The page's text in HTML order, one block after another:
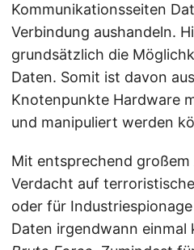
Kommunikationsseiten
Verbindung aushandeln.
grundsätzlich die
Daten. Somit ist davon
Knotenpunkte Hardware
und manipuliert werden
Mit entsprechend großem
Verdacht auf
oder für
Daten irgendwann